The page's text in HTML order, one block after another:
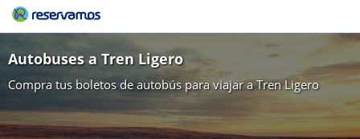
Autobuses a Tren Ligero
Compra tus boletos de autobús para viajar a Tren Ligero